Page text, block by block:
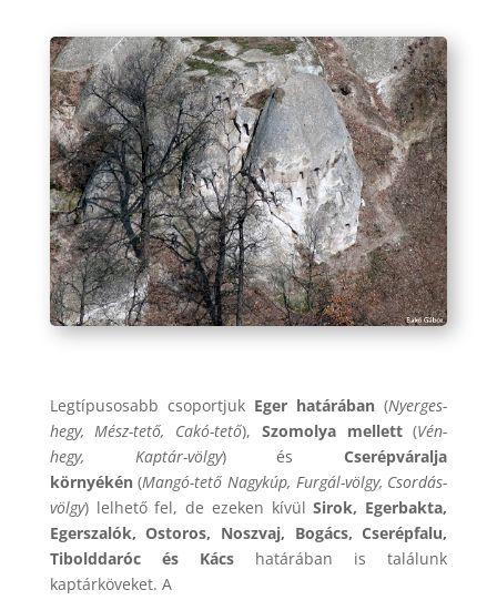
Legtípusosabb csoportjuk Eger határában (Nyerges-
hegy, Mész-tető, Cakó-tető), Szomolya mellett(Vén-
hegy, Kaptár-völgy) ésCserépváralja
környékén(Mangó-tető Nagykúp, Furgál-völgy, Csordás-
völgy) lelhető fel, de ezeken kívülSirok, Egerbakta,
Egerszalók, Ostoros, Noszvaj, Bogács, Cserépfalu,
Tibolddaróc és Kácshatárában is találunk
kaptárköveket. A